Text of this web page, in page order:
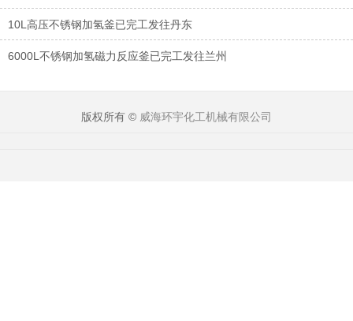
10L高压不锈钢加氢釜已完工发往丹东
6000L不锈钢加氢磁力反应釜已完工发往兰州
版权所有 © 威海环宇化工机械有限公司